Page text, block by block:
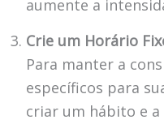
aumente a
Crie um Horário
Para manter a
específicos para
criar um hábito e